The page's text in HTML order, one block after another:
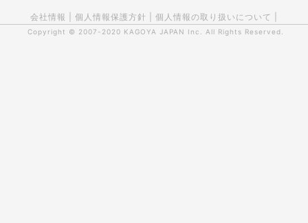
会社情報 個人情報保護方針 個人情報の取り扱いについて
Copyright © 2007-2020 KAGOYA JAPAN Inc. All Rights Reserved.